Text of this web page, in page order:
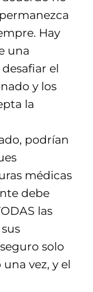
Hay
una
el
y los
la
podrían
médicas
debe
las
solo
vez, y el